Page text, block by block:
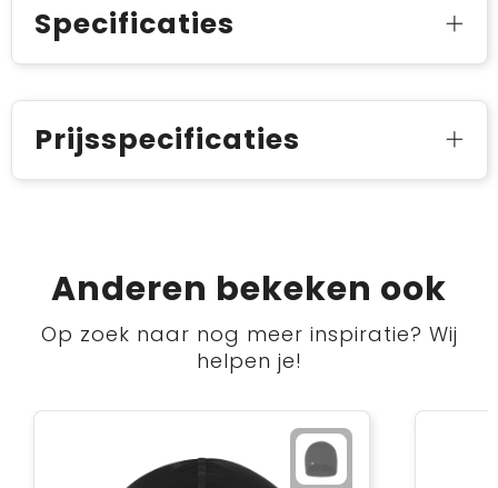
Specificaties
Prijsspecificaties
Anderen bekeken ook
Op zoek naar nog meer inspiratie? Wij
helpen je!